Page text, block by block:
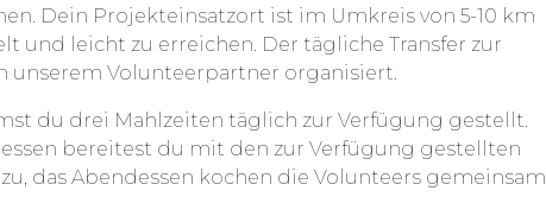
Dein Projekteinsatzort ist im Umkreis von 5-10 km
und leicht zu erreichen. Der tägliche Transfer zur
unserem Volunteerpartner organisiert.
du drei Mahlzeiten täglich zur Verfügung gestellt.
bereitest du mit den zur Verfügung gestellten
das Abendessen kochen die Volunteers gemeinsam